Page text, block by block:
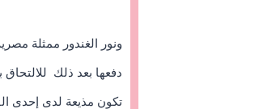
ونور الغندور ممثلة
دفعها بعد ذلك
تكون مذيعة لدى إحدى